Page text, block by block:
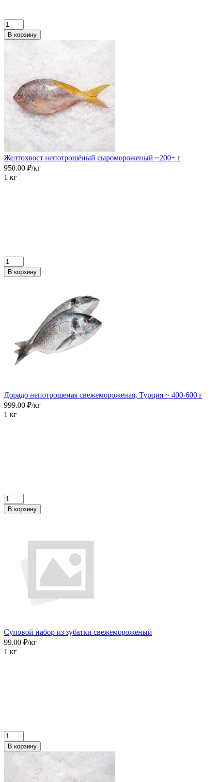
В корзину
Желтохвост непотрошёный сыромороженый ~200+ г
950.00 ₽/кг
1 кг
В корзину
Дорадо непотрошеная свежемороженая, Турция ~ 400-600 г
999.00 ₽/кг
1 кг
В корзину
Суповой набор из зубатки свежемороженый
99.00 ₽/кг
1 кг
В корзину